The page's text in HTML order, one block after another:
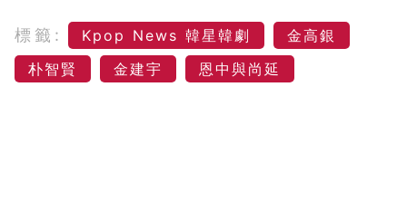
標籤: Kpop News 韓星韓劇
金高銀
朴智賢
金建宇 恩中與尚延